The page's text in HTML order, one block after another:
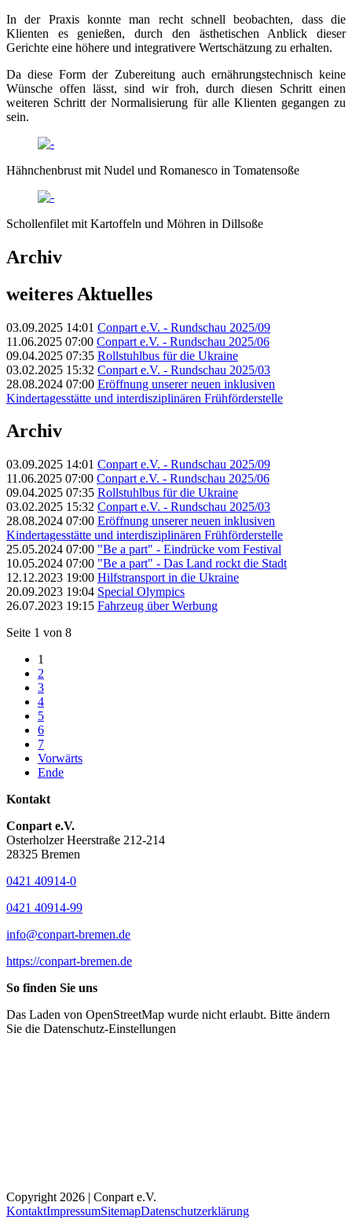
In der Praxis konnte man recht schnell beobachten, dass die
Klienten es genießen, durch den ästhetischen Anblick dieser
Gerichte eine höhere und integrativere Wertschätzung zu erhalten.
Da diese Form der Zubereitung auch ernährungstechnisch keine
Wünsche offen lässt, sind wir froh, durch diesen Schritt einen
weiteren Schritt der Normalisierung für alle Klienten gegangen zu
sein.
Hähnchenbrust mit Nudel und Romanesco in Tomatensoße
Schollenfilet mit Kartoffeln und Möhren in Dillsoße
Archiv
weiteres Aktuelles
03.09.2025 14:01 Conpart e.V. - Rundschau 2025/09
11.06.2025 07:00 Conpart e.V. - Rundschau 2025/06
09.04.2025 07:35 Rollstuhlbus für die Ukraine
03.02.2025 15:32 Conpart e.V. - Rundschau 2025/03
28.08.2024 07:00 Eröffnung unserer neuen inklusiven
Kindertagesstätte und interdisziplinären Frühförderstelle
Archiv
03.09.2025 14:01 Conpart e.V. - Rundschau 2025/09
11.06.2025 07:00 Conpart e.V. - Rundschau 2025/06
09.04.2025 07:35 Rollstuhlbus für die Ukraine
03.02.2025 15:32 Conpart e.V. - Rundschau 2025/03
28.08.2024 07:00 Eröffnung unserer neuen inklusiven
Kindertagesstätte und interdisziplinären Frühförderstelle
25.05.2024 07:00 "Be a part" - Eindrücke vom Festival
10.05.2024 07:00 "Be a part" - Das Land rockt die Stadt
12.12.2023 19:00 Hilfstransport in die Ukraine
20.09.2023 19:04 Special Olympics
26.07.2023 19:15 Fahrzeug über Werbung
Seite 1 von 8
1
2
3
4
5
6
7
Vorwärts
Ende
Kontakt
Conpart e.V.
Osterholzer Heerstraße 212-214
28325 Bremen
0421 40914-0
0421 40914-99
info@conpart-bremen.de
https://conpart-bremen.de
So finden Sie uns
Das Laden von OpenStreetMap wurde nicht erlaubt. Bitte ändern
Sie die Datenschutz-Einstellungen
Copyright 2026 | Conpart e.V.
KontaktImpressumSitemapDatenschutzerklärung